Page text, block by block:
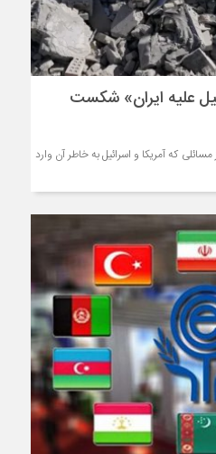
علیه ایران» شکست
که آمریکا و اسرائیل به خاطر آن وارد